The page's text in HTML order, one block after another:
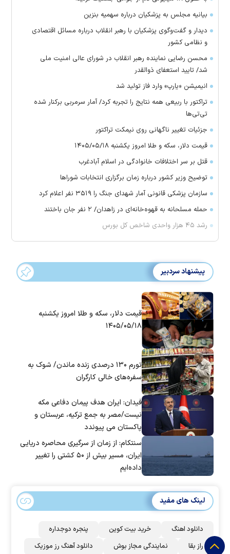
بیانیه مجلس به پزشکیان درباره سهمیه بنزین
دیدار و گفت‌وگوی پزشکیان با رهبر انقلاب درباره مسائل اقتصادی
و نظامی کشور
محسن رضایی نماینده رهبر انقلاب در شورای عالی امنیت ملی
شد/ تایید استعفای ذوالقدر
انیمیشن «یارپ» وارد فاز تولید شد
تراکتور با ربیعی همه نتایج را تجربه کرد/ آمار سرمربی برکنار شده
تی‌تی‌ها
جزئیات تغییر ناگهانی روی نیمکت تراکتور
قیمت دلار، سکه و طلا امروز یکشنبه ۱۴۰۵/۰۵/۱۸
قتل بر سر اختلافات خانوادگی در اسلام آبادغرب
توضیح وزیر کشور درباره زمان برگزاری انتخابات شورا‌ها
سازمان پزشکی قانونی آمار شهدای جنگ را ۳۵۱۹ نفر اعلام کرد
حمله مسلحانه به قهوه‌خانه‌ای در زاهدان/ ۲ نفر جان باختند
رشد ۴۵ هزار واحدی شاخص کل بورس
پیشنهاد سردبیر
قیمت دلار، سکه و طلا امروز یکشنبه
۱۴۰۵/۰۵/۱۸
تورم ۱۳۰ درصدی زنده ماندن/ شوک به
سفره‌های خالی کارگران
فیدان: ایران هدف پیمان دفاعی مکه
نیست/مصر به جمع ترکیه، عربستان و
پاکستان می پیوندد
سنتکام: از زمان از سرگیری محاصره دریایی
ایران، مسیر بیش از ۵۰ کشتی را تغییر
داده‌ایم
لینک های مفید
دانلود اهنگ خرید بیت کوین
پنجره دوجداره
راز بقا
نمایندگی مجاز بوش دانلود آهنگ رز‌ موزیک